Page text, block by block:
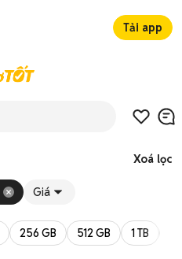
Tải app
Xoá lọc
Giá
256 GB 512 GB 1 TB